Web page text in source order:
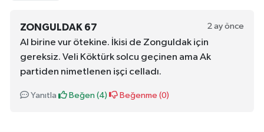
ZONGULDAK 67 2 ay önce
Al birine vur ötekine. İkisi de Zonguldak için
gereksiz. Veli Köktürk solcu geçinen ama Ak
partiden nimetlenen işçi celladı.
Yanıtla Beğen (4) Beğenme (0)